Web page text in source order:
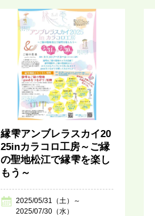
縁雫アンブレラスカイ20
25inカラコロ工房～ご縁
の聖地松江で縁雫を楽し
もう～
2025/05/31（土）～
2025/07/30（水）